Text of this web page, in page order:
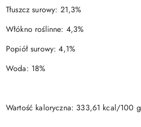
Tłuszcz surowy: 21,3%
Włókno roślinne: 4,3%
Popiół surowy: 4,1%
Woda: 18%
Wartość kaloryczna: 333,61 kcal/100 g